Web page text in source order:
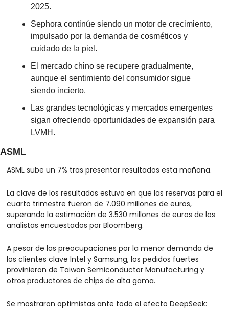
2025.
Sephora continúe siendo un motor de crecimiento,
impulsado por la demanda de cosméticos y
cuidado de la piel.
El mercado chino se recupere gradualmente,
aunque el sentimiento del consumidor sigue
siendo incierto.
Las grandes tecnológicas y mercados emergentes
sigan ofreciendo oportunidades de expansión para
LVMH.
ASML
ASML sube un 7% tras presentar resultados esta mañana.
La clave de los resultados estuvo en que las reservas para el
cuarto trimestre fueron de 7.090 millones de euros,
superando la estimación de 3.530 millones de euros de los
analistas encuestados por Bloomberg.
A pesar de las preocupaciones por la menor demanda de
los clientes clave Intel y Samsung, los pedidos fuertes
provinieron de Taiwan Semiconductor Manufacturing y
otros productores de chips de alta gama.
Se mostraron optimistas ante todo el efecto DeepSeek: